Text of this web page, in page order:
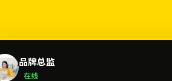
品牌总监
在线